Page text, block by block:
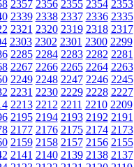
2357 2356 2355 2354 2353
2339 2338 2337 2336 2335
2321 2320 2319 2318 2317
2303 2302 2301 2300 2299
2285 2284 2283 2282 2281
2267 2266 2265 2264 2263
2249 2248 2247 2246 2245
2231 2230 2229 2228 2227
2213 2212 2211 2210 2209
2195 2194 2193 2192 2191
2177 2176 2175 2174 2173
2159 2158 2157 2156 2155
2141 2140 2139 2138 2137